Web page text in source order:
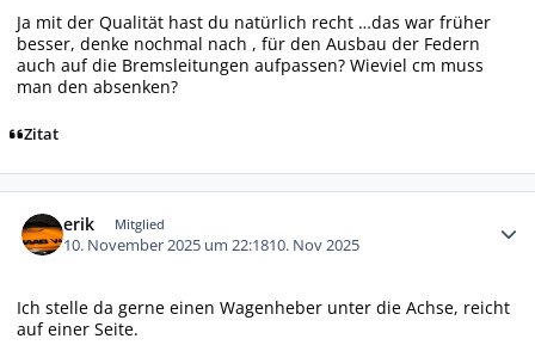
Ja mit der Qualität hast du natürlich recht …das war früher
besser, denke nochmal nach , für den Ausbau der Federn
auch auf die Bremsleitungen aufpassen? Wieviel cm muss
man den absenken?
Zitat
erik Mitglied
10. November 2025 um 22:1810. Nov 2025
Ich stelle da gerne einen Wagenheber unter die Achse, reicht
auf einer Seite.